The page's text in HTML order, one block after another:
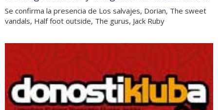
Se confirma la presencia de Los salvajes, Dorian, The sweet
vandals, Half foot outside, The gurus, Jack Ruby